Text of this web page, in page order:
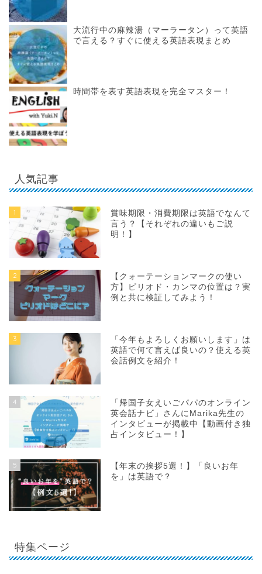
大流行中の麻辣湯（マーラータン）って英語
で言える？すぐに使える英語表現まとめ
時間帯を表す英語表現を完全マスター！
人気記事
1
賞味期限・消費期限は英語でなんて
言う？【それぞれの違いもご説
明！】
2
【クォーテーションマークの使い
方】ピリオド・カンマの位置は？実
例と共に検証してみよう！
3
「今年もよろしくお願いします」は
英語で何て言えば良いの？使える英
会話例文を紹介！
4
「帰国子女えいごパパのオンライン
英会話ナビ」さんにMarika先生の
インタビューが掲載中【動画付き独
占インタビュー！】
5
【年末の挨拶5選！】「良いお年
を」は英語で？
特集ページ